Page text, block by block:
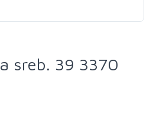
sreb. 39 3370